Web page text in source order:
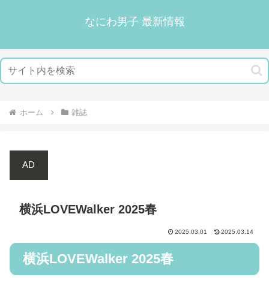
なにわ男子 最新情報
ホーム 雑誌
AD
横浜LOVEWalker 2025春
2025.03.01 2025.03.14
横浜LOVEWalker 2025春